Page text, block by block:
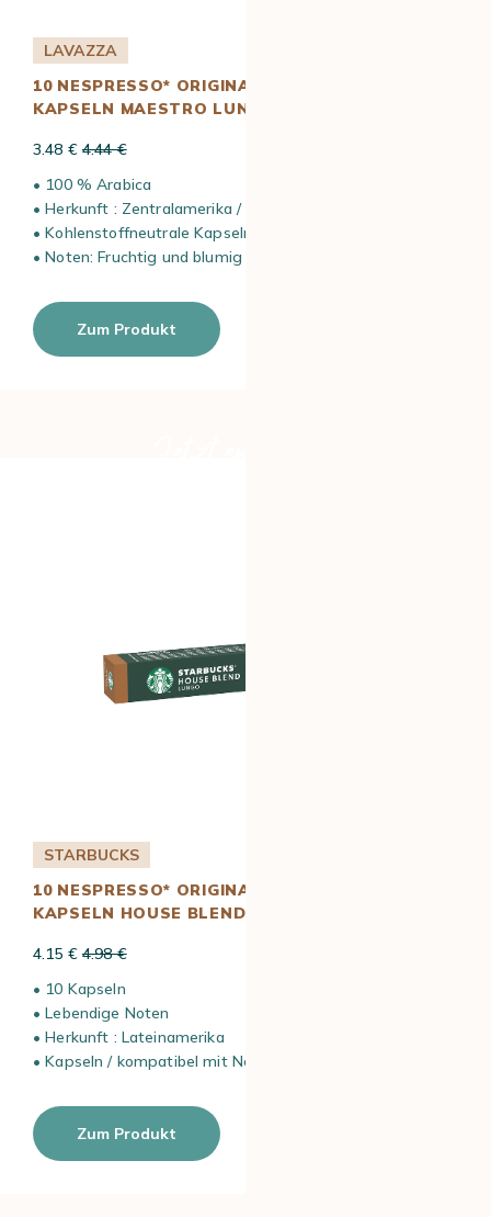
LAVAZZA
10 NESPRESSO* ORIGINAL KOMPATIBLE
KAPSELN MAESTRO LUNGO – LAVAZZA
3.48 € 4.44 €
• 100 % Arabica
• Herkunft : Zentralamerika / Süd / Asien / Südost-Afrika
• Kohlenstoffneutrale Kapseln
• Noten: Fruchtig und blumig
Zum Produkt
STARBUCKS
10 NESPRESSO* ORIGINAL KOMPATIBLE
KAPSELN HOUSE BLEND – STARBUCKS
4.15 € 4.98 €
• 10 Kapseln
• Lebendige Noten
• Herkunft : Lateinamerika
• Kapseln / kompatibel mit Nespresso* Original Maschinen
Zum Produkt